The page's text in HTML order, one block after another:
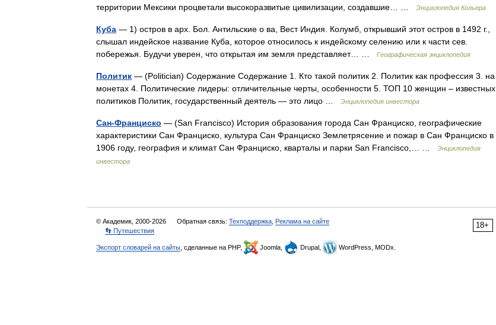
территории Мексики процветали высокоразвитые цивилизации, создавшие… …
Энциклопедия Кольера
Куба — 1) остров в арх. Бол. Антильские о ва, Вест Индия. Колумб, открывший этот остров в 1492 г.,
слышал индейское название Куба, которое относилось к индейскому селению или к части сев.
побережья. Будучи уверен, что открытая им земля представляет… …
Географическая энциклопедия
Политик — (Politician) Содержание Содержание 1. Кто такой политик 2. Политик как профессия 3. на
монетах 4. Политические лидеры: отличительные черты, особенности 5. ТОП 10 женщин – известных
политиков Политик, государственный деятель — это лицо …
Энциклопедия инвестора
Сан-Франциско — (San Francisco) История образования города Сан Франциско, географические
характеристики Сан Франциско, культура Сан Франциско Землетрясение и пожар в Сан Франциско в
1906 году, география и климат Сан Франциско, кварталы и парки San Francisco,… …
Энциклопедия
инвестора
18+
© Академик, 2000-2026 Обратная связь: Техподдержка Реклама на сайте
👣 Путешествия
Экспорт словарей на сайты , сделанные на PHP, Joomla, Drupal, WordPress, MODx.